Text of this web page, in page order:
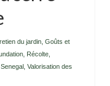
du jardin Goûts et
Récolte
Valorisation des